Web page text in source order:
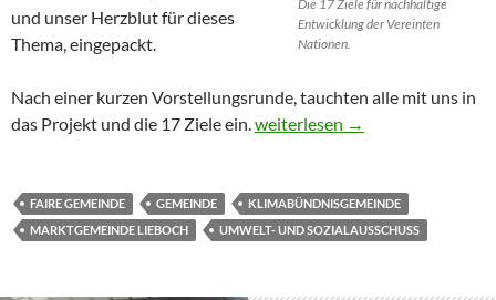
Die 17 Ziele für nachhaltige
Entwicklung der Vereinten
Nationen.
und unser Herzblut für dieses
Thema, eingepackt.
Nach einer kurzen Vorstellungsrunde, tauchten alle mit uns in
das Projekt und die 17 Ziele ein. Gemeinsam können wir die
weiterlesen →
FAIRE GEMEINDE GEMEINDE
KLIMABÜNDNISGEMEINDE
MARKTGEMEINDE LIEBOCH
UMWELT- UND SOZIALAUSSCHUSS